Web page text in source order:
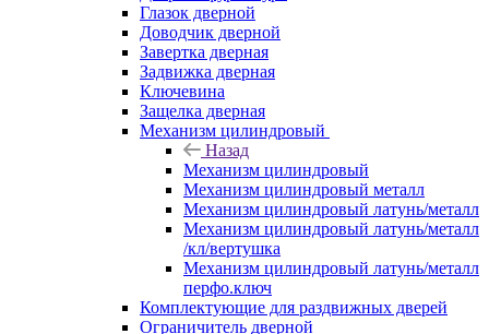
Глазок дверной
Доводчик дверной
Завертка дверная
Задвижка дверная
Ключевина
Защелка дверная
Механизм цилиндровый
Назад
Механизм цилиндровый
Механизм цилиндровый металл
Механизм цилиндровый латунь/металл
Механизм цилиндровый латунь/металл
/кл/вертушка
Механизм цилиндровый латунь/металл
перфо.ключ
Комплектующие для раздвижных дверей
Ограничитель дверной